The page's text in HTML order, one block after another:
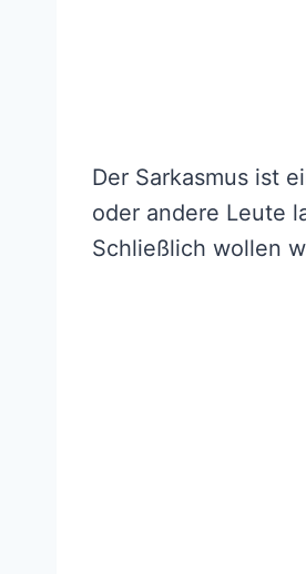
Der Sarkasmus ist
oder andere Leute
Schließlich wollen